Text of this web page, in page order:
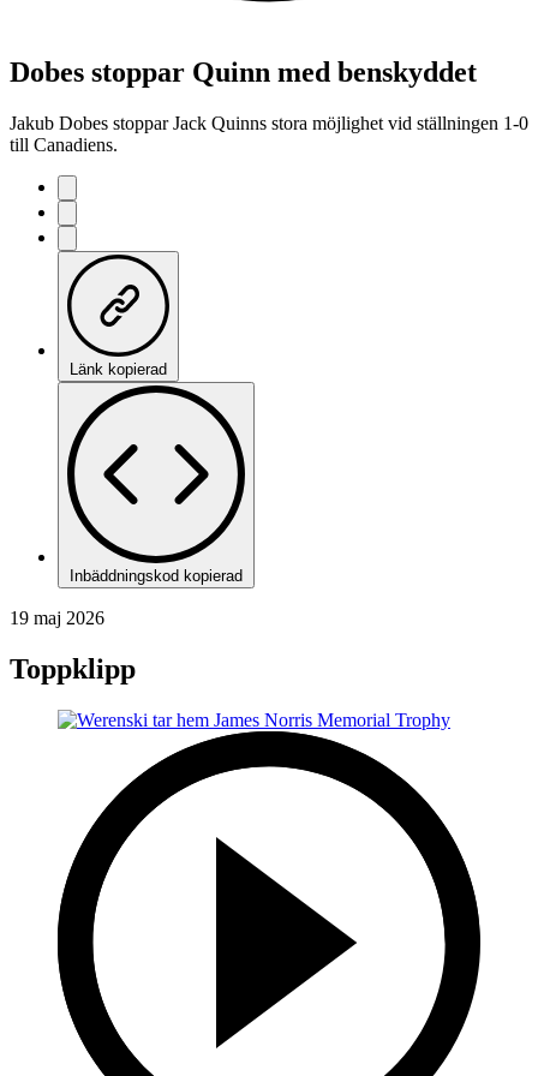
Dobes stoppar Quinn med benskyddet
Jakub Dobes stoppar Jack Quinns stora möjlighet vid ställningen 1-0
till Canadiens.
Länk kopierad
Inbäddningskod kopierad
19 maj 2026
Toppklipp